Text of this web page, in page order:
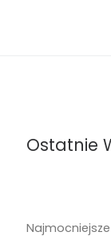
Ostatnie